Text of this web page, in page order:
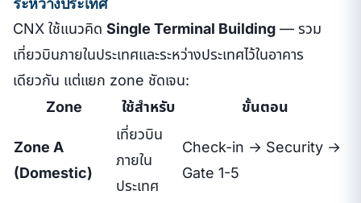
CNX ใช้แนวคิด Single Terminal Building — รวม
เที่ยวบินภายในประเทศและระหว่างประเทศไว้ในอาคาร
เดียวกัน แต่แยก zone ชัดเจน:
Zone
ใช้สำหรับ ขั้นตอน
Zone A
(Domestic)
เที่ยวบิน
ภายใน
ประเทศ
Check-in → Security →
Gate 1-5